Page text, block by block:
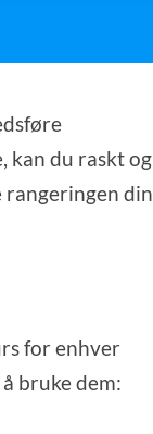
kan du raskt og
din.
for enhver
bruke dem: